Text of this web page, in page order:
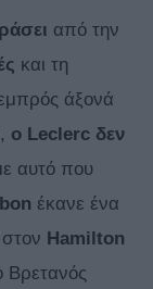
από την
και τη
άξονά
o Leclerc δεν
αυτό που
έκανε ένα
Hamilton
Βρετανός